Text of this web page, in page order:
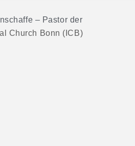
– Pastor der
Church Bonn (ICB)